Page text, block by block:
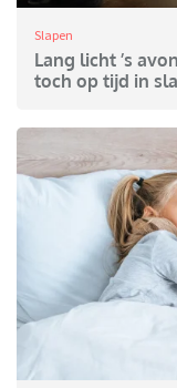
Slapen
Lang licht ’s
toch op tijd in